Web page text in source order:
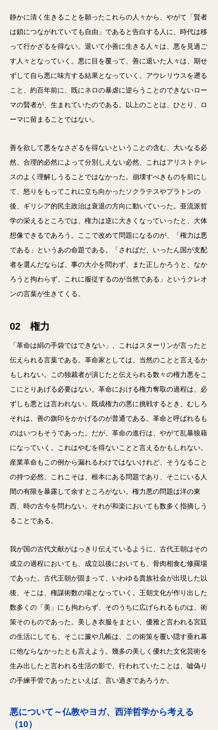
静かに清く生きることを願ったこれらの人々から、やがて「賢者
は鎖につながれていても自由」であると告白する人に、時代は移
って行かざるを得ない。退いて小善に生きる人々は、悪を見過ご
す人々となっていく。悪に目を覆って、善に退いた人々は、期せ
ずして自ら悪に味方する結果となっていく。アウレリウスを遡る
こと、約百年前に、既にネロの暴虐に逆らうことのできないロー
マの賢者が、生まれていたのである。以上のことは、ひとり、ロ
ーマに留まることではない。
善を欲して悪をなさざるを得ないということの含む、大いなる必
然、合理的必然によって分別しえない必然、これはアリストテレ
スのよく理解しうることではなかった。崩壊すべきものを前にし
て、怒りをもってこれに立ち向かったソクラテスやプラトンの
後、ギリシア的民主政治は衰退の方向に動いていった。亜流派哲
学の栄えるところでは、権力は逆に大きくなっていったと、大体
想像できるであろう。ここで改めて問題になるのが、「権力は悪
である」というあの命題である。「さればだ、いったん国が支配
者を選んだならば、事の大小を問わず、また正しかろうと、なか
ろうと拘わらず、これに服従するのが当然である」というクレオ
ンの言葉が生きてくる。
02 権力
「革命は絹の手袋ではできない」、これはスターリンが言ったと
伝えられる言葉である。革命家としては、当然のことと言えるか
もしれない。この独裁者が演じたと伝えられる数々の権力悪をこ
こにとりあげる必要はない。革命における権力奪取の過程は、必
ずしも悪とは言われない。既成権力の悪に挑戦するとき、むしろ
それは、善の旗印をかかげるのが普通である。革命と呼ばれるも
のはいつもそうであった。だが、革命の進行は、やがて乱暴狼藉
になっていく。これはやむを得ないことと言えるかもしれない。
産業革命もこの例から漏れるわけではないけれど、そうなること
の持つ必然、これこそは、根本にある問題であり、そこにいる人
間の有限を暴露して余すところがない。権力悪の問題は洋の東
西、時の古今を問わない。それが和楽においても数多く指摘しう
ることである。
我が国の古代文献がはっきり伝えているように、古代王朝はその
成立の過程においても、成立以後においても、骨肉相食む修羅場
であった。古代王朝が固まって、いわゆる貴族社会が出現した以
後、そこは、権謀術数の場となっていく。王朝文化が作り出した
数多くの「美」にも拘わらず、そのうちに広げられるものは、術
策そのものであった。美しき衣服をまとい、優雅と言われる宮廷
の生活にしても、そこに簾や几帳は、この術策を覆い隠す垂れ幕
に他ならなかったとも言えよう。幾多の美しく優れた文化芸術を
生み出したと言われる生活の影で、行われていたことは、嘘偽り
の手練手管であったといえば、言い過ぎであろうか。
悪について～仏教やヨガ、西洋哲学から考える
（10）